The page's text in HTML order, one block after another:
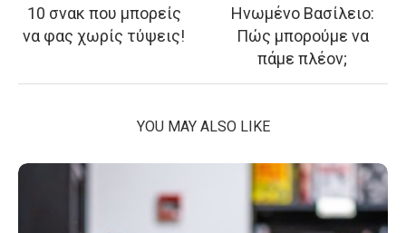
10 σνακ που μπορείς
να φας χωρίς τύψεις!
Ηνωμένο Βασίλειο:
Πώς μπορούμε να
πάμε πλέον;
YOU MAY ALSO LIKE